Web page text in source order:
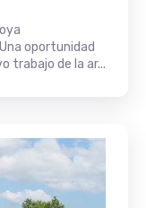
oportunidad
trabajo de la ar...